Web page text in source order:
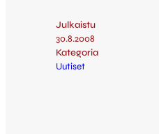
Julkaistu
30.8.2008
Kategoria
Uutiset